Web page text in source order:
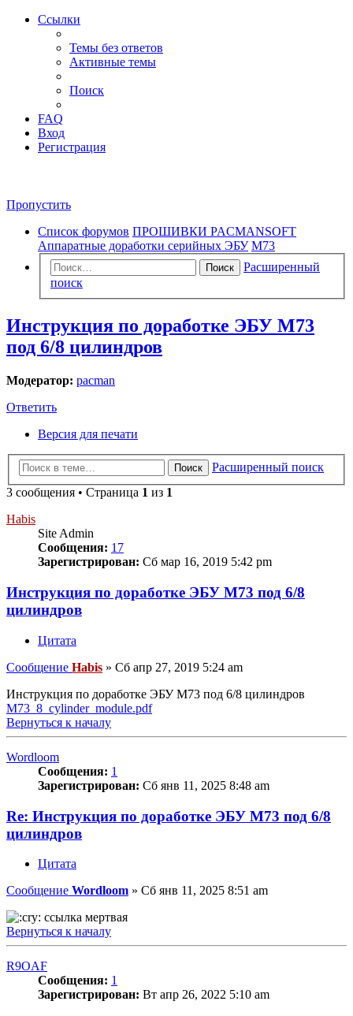
Ссылки
Темы без ответов
Активные темы
Поиск
FAQ
Вход
Регистрация
Пропустить
Список форумов ПРОШИВКИ PACMANSOFT
Аппаратные доработки серийных ЭБУ М73
Поиск
Расширенный
поиск
Инструкция по доработке ЭБУ М73
под 6/8 цилиндров
Модератор: pacman
Ответить
Версия для печати
Поиск
Расширенный поиск
3 сообщения • Страница 1 из 1
Habis
Site Admin
Сообщения: 17
Зарегистрирован: Сб мар 16, 2019 5:42 pm
Инструкция по доработке ЭБУ М73 под 6/8
цилиндров
Цитата
Сообщение Habis » Сб апр 27, 2019 5:24 am
Инструкция по доработке ЭБУ М73 под 6/8 цилиндров
M73_8_cylinder_module.pdf
Вернуться к началу
Wordloom
Сообщения: 1
Зарегистрирован: Сб янв 11, 2025 8:48 am
Re: Инструкция по доработке ЭБУ М73 под 6/8
цилиндров
Цитата
Сообщение Wordloom » Сб янв 11, 2025 8:51 am
ссылка мертвая
Вернуться к началу
R9OAF
Сообщения: 1
Зарегистрирован: Вт апр 26, 2022 5:10 am